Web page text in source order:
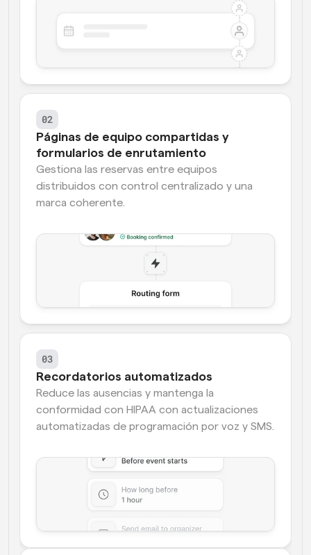
02
Páginas de equipo compartidas y
formularios de enrutamiento
Gestiona las reservas entre equipos
distribuidos con control centralizado y una
marca coherente.
03
Recordatorios automatizados
Reduce las ausencias y mantenga la
conformidad con HIPAA con actualizaciones
automatizadas de programación por voz y SMS.